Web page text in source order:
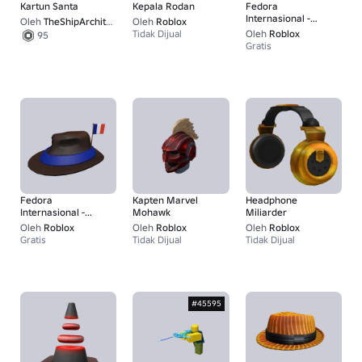
Kartun Santa
Oleh TheShipArchitect
95
Kepala Rodan
Oleh Roblox
Tidak Dijual
Fedora
Internasional -
Jerman
Oleh Roblox
Gratis
Fedora
Internasional -
Prancis
Oleh Roblox
Gratis
Kapten Marvel
Mohawk
Oleh Roblox
Tidak Dijual
Headphone
Miliarder
Oleh Roblox
Tidak Dijual
#45595